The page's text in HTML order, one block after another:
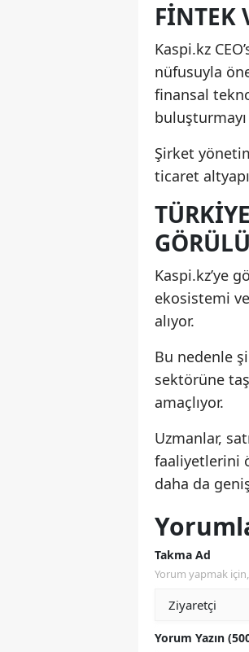
FINTEK
Kaspi.kz
nüfusuyla
finansal
Şirket
ticaret
Kaspi.kz’ye
ekosistemi
alıyor.
Bu nedenle
sektörüne
amaçlıyor.
Uzmanlar,
faaliyetlerini
daha da
Takma Ad
Yorum yapmak
Yorum Yazın